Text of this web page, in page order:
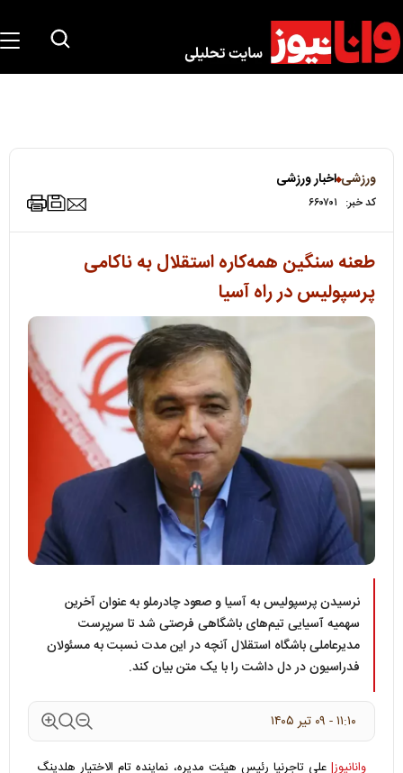
ورزشی اخبار ورزشی
کد خبر: ۶۶۰۷۰۱
طعنه سنگین همه‌کاره استقلال به ناکامی
پرسپولیس در راه آسیا
نرسیدن پرسپولیس به آسیا و صعود چادرملو به عنوان آخرین
سهمیه آسیایی تیم‌های باشگاهی فرصتی شد تا سرپرست
مدیرعاملی باشگاه استقلال آنچه در این مدت نسبت به مسئولان
فدراسیون در دل داشت را با یک متن بیان کند.
۱۱:۱۰ - ۰۹ تير ۱۴۰۵
وانانیوز| علی تاجرنیا رئیس هیئت مدیره، نماینده تام الاختیار هلدینگ